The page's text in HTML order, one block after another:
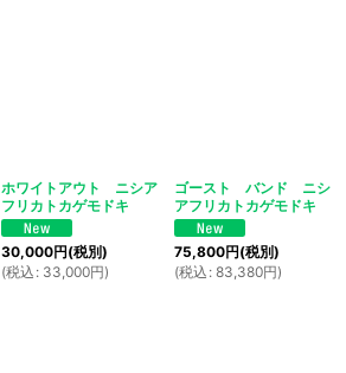
ホワイトアウト ニシア
フリカトカゲモドキ
30,000円(税別)
(税込 : 33,000円)
ゴースト バンド ニシ
アフリカトカゲモドキ
75,800円(税別)
(税込 : 83,380円)